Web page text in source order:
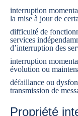
interruption
la mise à jour de
difficulté de
services
d’interruption des
interruption
évolution ou
défaillance ou
transmission de
Propriété